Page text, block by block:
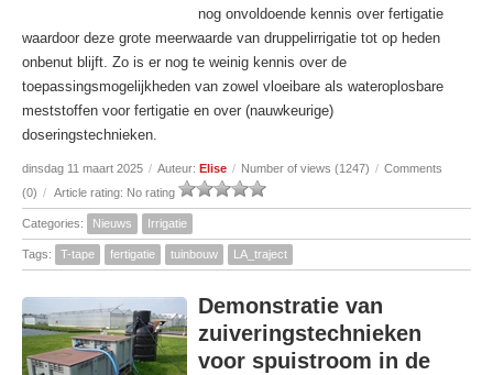
nog onvoldoende kennis over fertigatie
waardoor deze grote meerwaarde van druppelirrigatie tot op heden
onbenut blijft. Zo is er nog te weinig kennis over de
toepassingsmogelijkheden van zowel vloeibare als wateroplosbare
meststoffen voor fertigatie en over (nauwkeurige)
doseringstechnieken.
dinsdag 11 maart 2025 / Auteur: Elise / Number of views (1247) / Comments
(0) / Article rating: No rating
Categories: Nieuws Irrigatie
Tags: T-tape fertigatie tuinbouw LA_traject
Demonstratie van
zuiveringstechnieken
voor spuistroom in de